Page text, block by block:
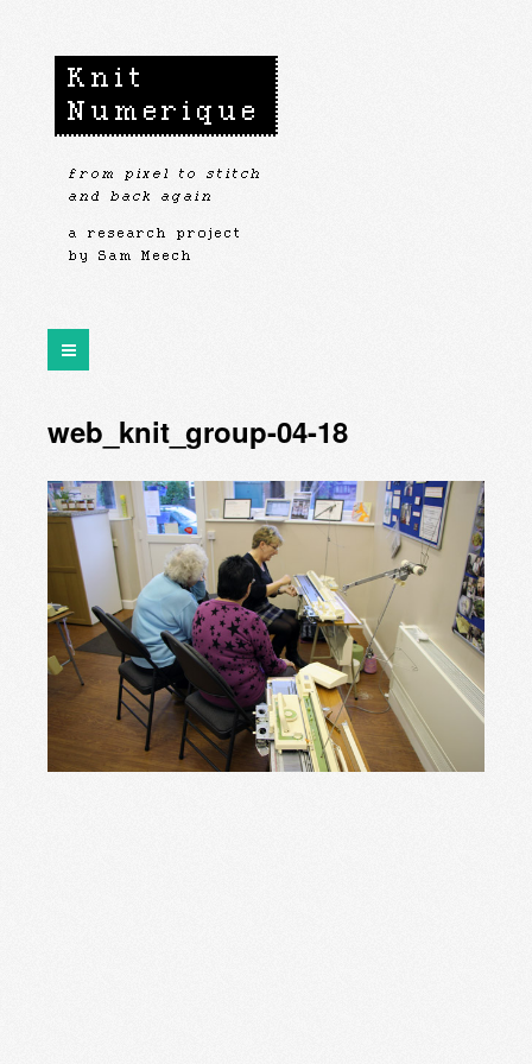
web_knit_group-04-18